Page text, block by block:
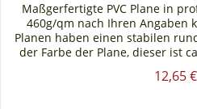
Maßgerfertigte PVC Plane in
460g/qm nach Ihren Angaben
Planen haben einen stabilen
der Farbe der Plane, dieser ist
12,65